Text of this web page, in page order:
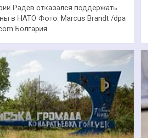
Радев отказался поддержать
в НАТО Фото: Marcus Brandt /dpa
Болгария…